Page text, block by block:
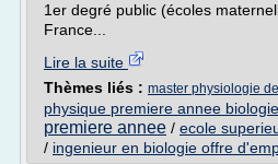
1er degré public (écoles
France...
Lire la suite
Thèmes liés : master physiologie
physique premiere annee biologie
premiere annee / ecole
/ ingenieur en biologie offre